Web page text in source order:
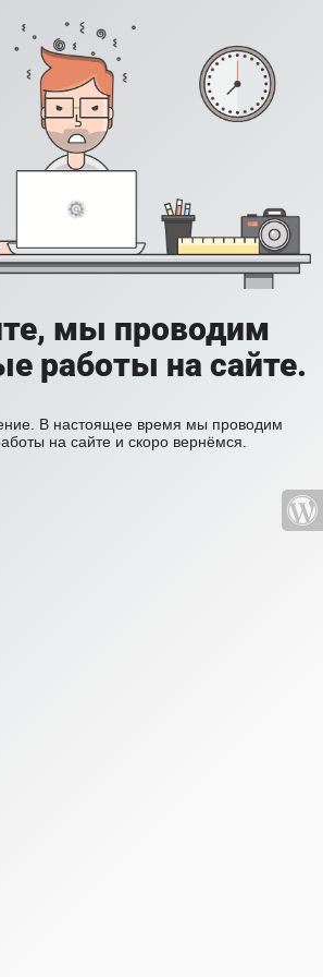
мы проводим
работы на сайте.
В настоящее время мы проводим
на сайте и скоро вернёмся.